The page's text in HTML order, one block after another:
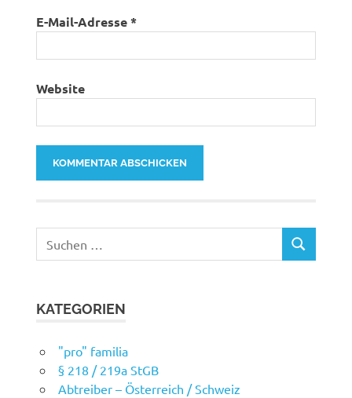
E-Mail-Adresse*
Website
nach:
SUCHEN
KATEGORIEN
"pro" familia
§ 218 / 219a StGB
Abtreiber – Österreich / Schweiz